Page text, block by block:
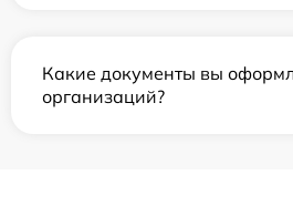
Какие документы вы
организаций?